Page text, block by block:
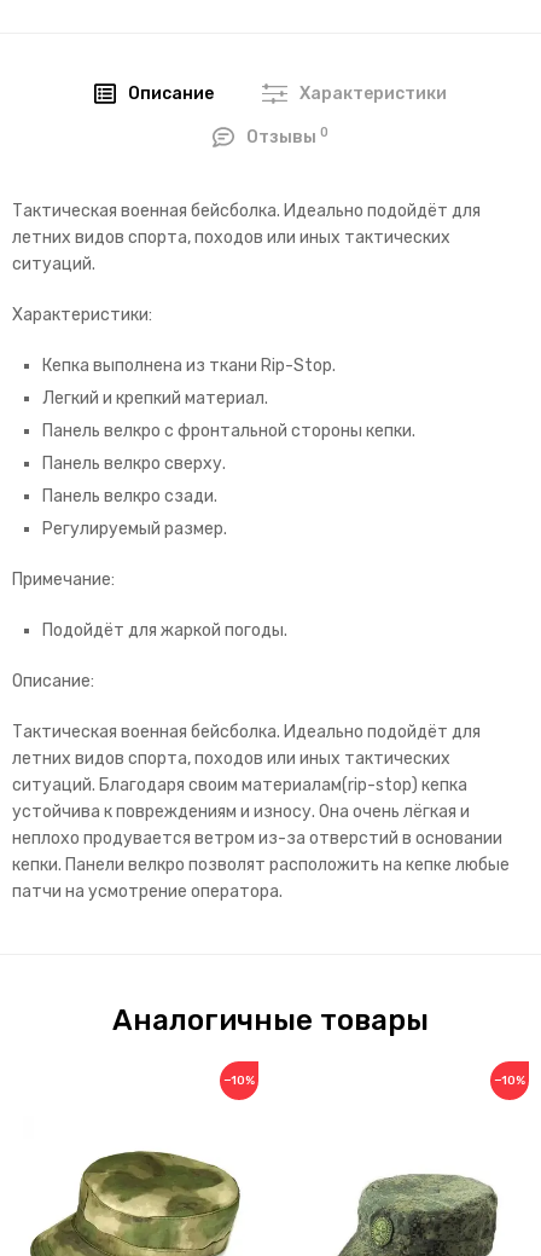
Описание Характеристики
Отзывы0
Тактическая военная бейсболка. Идеально подойдёт для
летних видов спорта, походов или иных тактических
ситуаций.
Характеристики:
Кепка выполнена из ткани Rip-Stop.
Легкий и крепкий материал.
Панель велкро с фронтальной стороны кепки.
Панель велкро сверху.
Панель велкро сзади.
Регулируемый размер.
Примечание:
Подойдёт для жаркой погоды.
Описание:
Тактическая военная бейсболка. Идеально подойдёт для
летних видов спорта, походов или иных тактических
ситуаций. Благодаря своим материалам(rip-stop) кепка
устойчива к повреждениям и износу. Она очень лёгкая и
неплохо продувается ветром из-за отверстий в основании
кепки. Панели велкро позволят расположить на кепке любые
патчи на усмотрение оператора.
Аналогичные товары
−10% −10%